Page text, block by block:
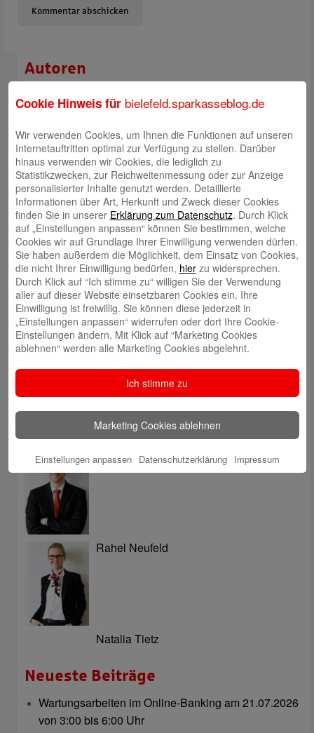
Autoren
Volker Ehlebracht
Jens Flachmann
Christoph Kaleschke
Stephan Merkel
Rahel Neufeld
Natalia Tietz
Neueste Beiträge
Wartungsarbeiten im Online-Banking am 21.07.2026
von 3:00 bis 6:00 Uhr
Cookie Hinweis für bielefeld.sparkasseblog.de
Wir verwenden Cookies, um Ihnen die Funktionen auf unseren
Internetauftritten optimal zur Verfügung zu stellen. Darüber
hinaus verwenden wir Cookies, die lediglich zu
Statistikzwecken, zur Reichweitenmessung oder zur Anzeige
personalisierter Inhalte genutzt werden. Detaillierte
Informationen über Art, Herkunft und Zweck dieser Cookies
finden Sie in unserer Erklärung zum Datenschutz. Durch Klick
auf „Einstellungen anpassen“ können Sie bestimmen, welche
Cookies wir auf Grundlage Ihrer Einwilligung verwenden dürfen.
Sie haben außerdem die Möglichkeit, dem Einsatz von Cookies,
die nicht Ihrer Einwilligung bedürfen, hierzu widersprechen.
Durch Klick auf “Ich stimme zu“ willigen Sie der Verwendung
aller auf dieser Website einsetzbaren Cookies ein. Ihre
Einwilligung ist freiwillig. Sie können diese jederzeit in
„Einstellungen anpassen“ widerrufen oder dort Ihre Cookie-
Einstellungen ändern. Mit Klick auf “Marketing Cookies
ablehnen“ werden alle Marketing Cookies abgelehnt.
Ich stimme zu
Marketing Cookies ablehnen
Einstellungen anpassen Datenschutzerklärung Impressum